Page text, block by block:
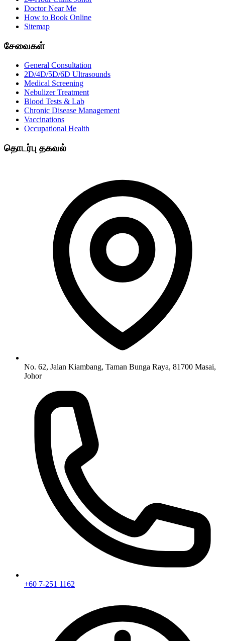
Doctor Near Me
How to Book Online
Sitemap
சேவைகள்
General Consultation
2D/4D/5D/6D Ultrasounds
Medical Screening
Nebulizer Treatment
Blood Tests & Lab
Chronic Disease Management
Vaccinations
Occupational Health
தொடர்பு தகவல்
No. 62, Jalan Kiambang, Taman Bunga Raya, 81700 Masai,
Johor
+60 7-251 1162